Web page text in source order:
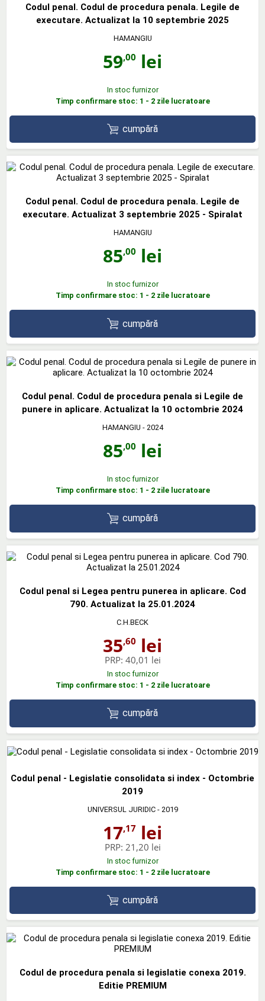
Codul penal. Codul de procedura penala. Legile de
executare. Actualizat la 10 septembrie 2025
HAMANGIU
59,00 lei
In stoc furnizor
Timp confirmare stoc: 1 - 2 zile lucratoare
cumpără
Codul penal. Codul de procedura penala. Legile de
executare. Actualizat 3 septembrie 2025 - Spiralat
HAMANGIU
85,00 lei
In stoc furnizor
Timp confirmare stoc: 1 - 2 zile lucratoare
cumpără
Codul penal. Codul de procedura penala si Legile de
punere in aplicare. Actualizat la 10 octombrie 2024
HAMANGIU - 2024
85,00 lei
In stoc furnizor
Timp confirmare stoc: 1 - 2 zile lucratoare
cumpără
Codul penal si Legea pentru punerea in aplicare. Cod
790. Actualizat la 25.01.2024
C.H.BECK
35,60 lei
PRP: 40,01 lei
In stoc furnizor
Timp confirmare stoc: 1 - 2 zile lucratoare
cumpără
Codul penal - Legislatie consolidata si index - Octombrie
2019
UNIVERSUL JURIDIC- 2019
17,17 lei
PRP: 21,20 lei
In stoc furnizor
Timp confirmare stoc: 1 - 2 zile lucratoare
cumpără
Codul de procedura penala si legislatie conexa 2019.
Editie PREMIUM